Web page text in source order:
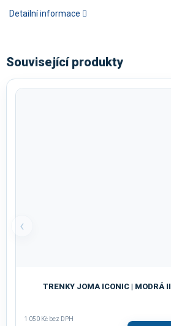
Detailní informace
Související produkty
‹
TRENKY JOMA ICONIC | MODRÁ II
1 050 Kč bez DPH